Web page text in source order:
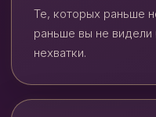
Те, которых раньше
раньше вы не видели
нехватки.